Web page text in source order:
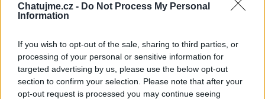
Chatujme.cz - Do Not Process My Personal
Information
If you wish to opt-out of the sale, sharing to third parties, or
processing of your personal or sensitive information for
targeted advertising by us, please use the below opt-out
section to confirm your selection. Please note that after your
opt-out request is processed you may continue seeing
2 uživatelům se líbí
Neověřený profil